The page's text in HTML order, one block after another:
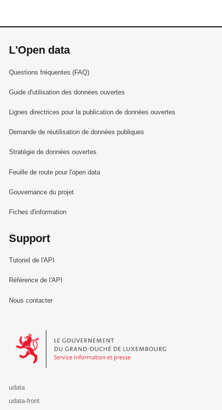
L'Open data
Questions fréquentes (FAQ)
Guide d'utilisation des données ouvertes
Lignes directrices pour la publication de données ouvertes
Demande de réutilisation de données publiques
Stratégie de données ouvertes
Feuille de route pour l'open data
Gouvernance du projet
Fiches d'information
Support
Tutoriel de l'API
Référence de l'API
Nous contacter
Le Gouvernement du Grand-Duché de Luxembourg - Service
udata
udata-front